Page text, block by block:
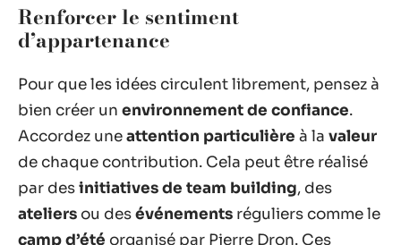
Renforcer le sentiment
d’appartenance
Pour que les idées circulent librement, pensez à
bien créer un environnement de confiance.
Accordez uneattention particulière à la valeur
de chaque contribution. Cela peut être réalisé
par desinitiatives de team building, des
ateliers ou desévénements réguliers comme le
camp d’été organisé par Pierre Dron. Ces